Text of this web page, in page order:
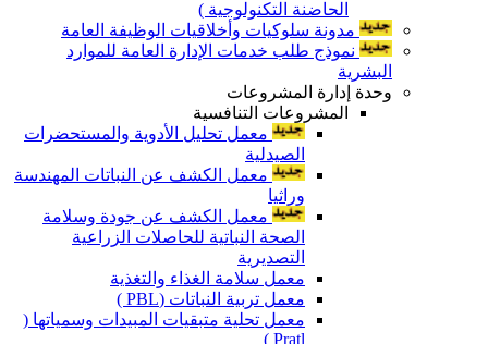
الحاضنة التكنولوجية )
مدونة سلوكيات وأخلاقيات الوظيفة العامة
نموذج طلب خدمات الإدارة العامة للموارد
البشرية
وحدة إدارة المشروعات
المشروعات التنافسية
معمل تحليل الأدوية والمستحضرات
الصيدلية
معمل الكشف عن النباتات المهندسة
وراثيا
معمل الكشف عن جودة وسلامة
الصحة النباتية للحاصلات الزراعية
التصديرية
معمل سلامة الغذاء والتغذية
معمل تربية النباتات (PBL )
معمل تحلية متبقيات المبيدات وسمياتها (
Pratl )